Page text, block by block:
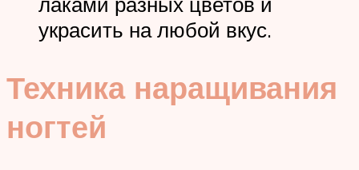
украсить на любой вкус.
Техника наращивания
ногтей